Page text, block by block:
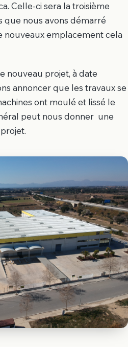
Celle-ci sera la troisième
que nous avons démarré
nouveaux emplacement cela
nouveau projet, à date
annoncer que les travaux se
ont moulé et lissé le
peut nous donner une